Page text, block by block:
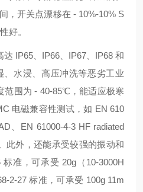
，开关点漂移在 - 10%-10% S
好。
IP65、IP66、IP67、IP68 和
、水浸、高压冲洗等恶劣工业
范围为 - 40-85℃，能适应极寒
电磁兼容性测试，如 EN 610
、EN 61000-4-3 HF radiated
此外，还能承受较强的振动和
准，可承受 20g（10-3000H
2-27 标准，可承受 100g 11m